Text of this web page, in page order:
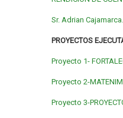
Sr. Adrian Cajamarca.
PROYECTOS
Proyecto 1-
Proyecto 2-
Proyecto 3-